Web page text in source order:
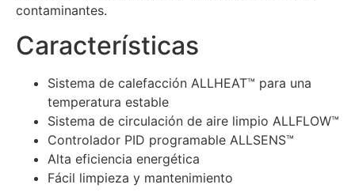
contaminantes.
Características
Sistema de calefacción ALLHEAT™ para una
temperatura estable
Sistema de circulación de aire limpio ALLFLOW™
Controlador PID programable ALLSENS™
Alta eficiencia energética
Fácil limpieza y mantenimiento